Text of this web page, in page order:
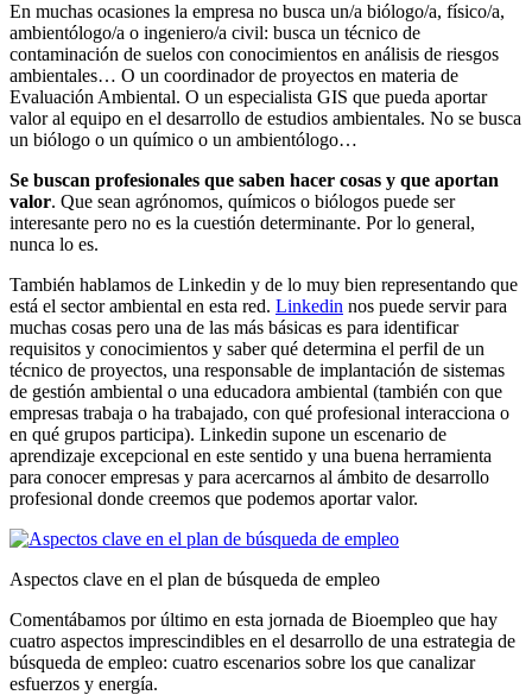
En muchas ocasiones la empresa no busca un/a biólogo/a, físico/a,
ambientólogo/a o ingeniero/a civil: busca un técnico de
contaminación de suelos con conocimientos en análisis de riesgos
ambientales… O un coordinador de proyectos en materia de
Evaluación Ambiental. O un especialista GIS que pueda aportar
valor al equipo en el desarrollo de estudios ambientales. No se busca
un biólogo o un químico o un ambientólogo…
Se buscan profesionales que saben hacer cosas y que aportan
valor. Que sean agrónomos, químicos o biólogos puede ser
interesante pero no es la cuestión determinante. Por lo general,
nunca lo es.
También hablamos de Linkedin y de lo muy bien representando que
está el sector ambiental en esta red. Linkedin nos puede servir para
muchas cosas pero una de las más básicas es para identificar
requisitos y conocimientos y saber qué determina el perfil de un
técnico de proyectos, una responsable de implantación de sistemas
de gestión ambiental o una educadora ambiental (también con que
empresas trabaja o ha trabajado, con qué profesional interacciona o
en qué grupos participa). Linkedin supone un escenario de
aprendizaje excepcional en este sentido y una buena herramienta
para conocer empresas y para acercarnos al ámbito de desarrollo
profesional donde creemos que podemos aportar valor.
Aspectos clave en el plan de búsqueda de empleo
Comentábamos por último en esta jornada de Bioempleo que hay
cuatro aspectos imprescindibles en el desarrollo de una estrategia de
búsqueda de empleo: cuatro escenarios sobre los que canalizar
esfuerzos y energía.